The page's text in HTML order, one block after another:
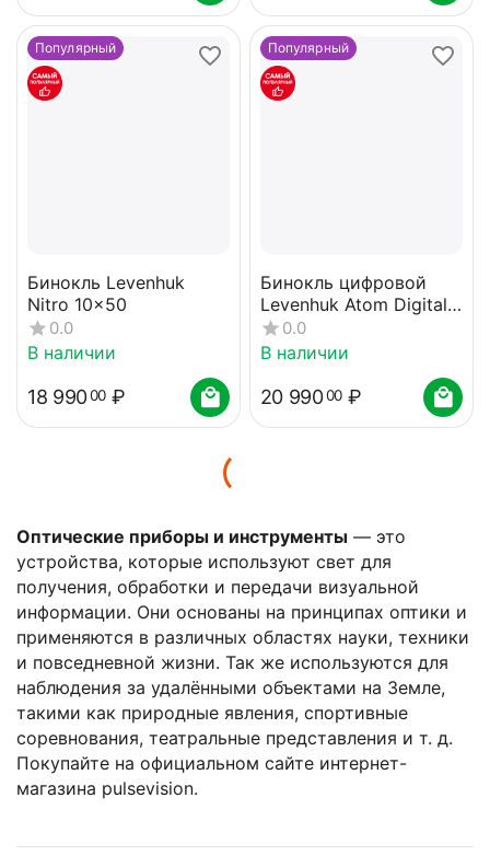
Оптические приборы и инструменты — это
устройства, которые используют свет для
получения, обработки и передачи визуальной
информации. Они основаны на принципах оптики и
применяются в различных областях науки, техники
и повседневной жизни. Так же используются для
наблюдения за удалёнными объектами на Земле,
такими как природные явления, спортивные
соревнования, театральные представления и т. д.
Покупайте на официальном сайте интернет-
магазина pulsevision.
Популярный
Бинокль Levenhuk
Nitro 10x50
0.0
В наличии
18 99000 ₽
Популярный
Бинокль цифровой
Levenhuk Atom Digital
DB20 LCD
0.0
В наличии
20 99000 ₽